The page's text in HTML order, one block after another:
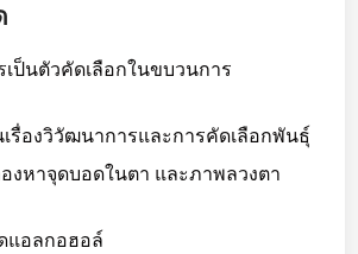
เป็นตัวคัดเลือกในขบวนการ
เรื่องวิวัฒนาการและการคัดเลือกพันธุ์
งหาจุดบอดในตา และภาพลวงตา
แอลกอฮอล์